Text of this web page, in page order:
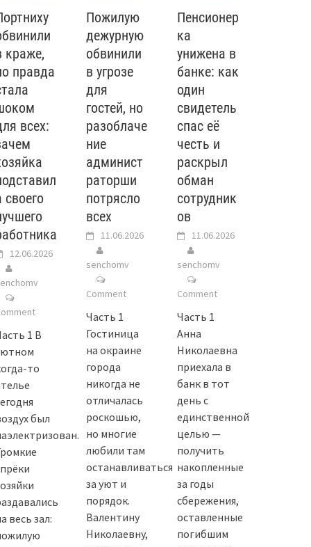
краже,
правда
всех:
своего
12.06.2026
1 В
то
был
весь зал:
Пожилую
дежурную
обвинили
в угрозе
для
гостей, но
разоблаче
ние
админист
раторши
потрясло
всех
11.06.2026
senchomv
Comment
Часть 1
Гостиница
на окраине
города
никогда не
отличалась
роскошью,
но многие
любили там
останавливаться
за уют и
порядок.
Валентину
Николаевну,
Пенсионер
ка
унижена в
банке: как
один
свидетель
спас её
честь и
раскрыл
обман
сотрудник
ов
11.06.2026
senchomv
Comment
Часть 1
Анна
Николаевна
приехала в
банк в тот
день с
единственной
целью —
получить
накопленные
за годы
сбережения,
оставленные
погибшим